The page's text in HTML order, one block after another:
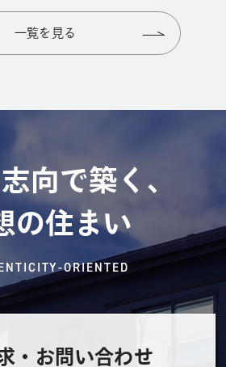
一覧を見る
向で築く、
の住まい
ORIENTED
・お問い合わせ